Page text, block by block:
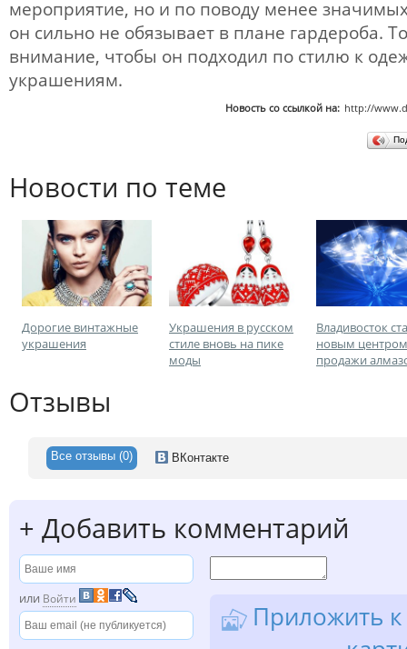
мероприятие, но и по поводу менее
он сильно не обязывает в плане гардероба.
внимание, чтобы он подходил по стилю к
украшениям.
Новость со ссылкой на: http://
Новости по теме
Дорогие винтажные
украшения
Украшения в русском
стиле вновь на пике
моды
Владивосток
новым центром
продажи
Отзывы
Все отзывы (0) ВКонтакте
+ Добавить комментарий
или Войти
Приложить к